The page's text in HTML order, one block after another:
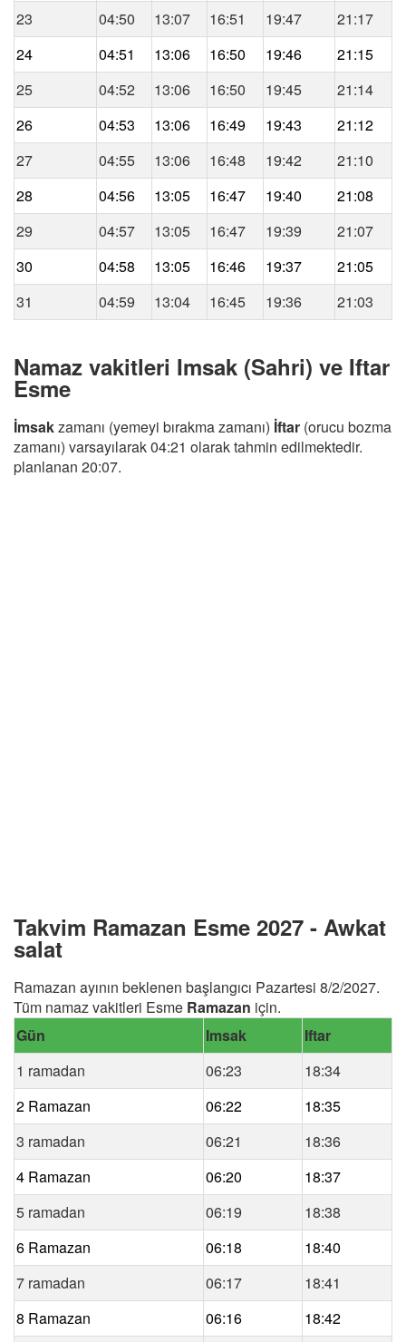
23 04:50 13:07 16:51 19:47
21:17
24
04:51 13:06 16:50 19:46
21:15
25
04:52 13:06 16:50 19:45
21:14
26
04:53 13:06 16:49 19:43
21:12
27
04:55 13:06 16:48 19:42
21:10
28
04:56 13:05 16:47 19:40
21:08
29
04:57 13:05 16:47 19:39
21:07
30
04:58 13:05 16:46 19:37
21:05
31
04:59 13:04 16:45 19:36 21:03
Namaz vakitleri Imsak (Sahri) ve Iftar
Esme
İmsakzamanı (yemeyi bırakma zamanı) İftar (orucu bozma
zamanı) varsayılarak 04:21 olarak tahmin edilmektedir.
planlanan 20:07.
Takvim Ramazan Esme 2027 - Awkat
salat
Ramazan ayının beklenen başlangıcı Pazartesi 8/2/2027.
Tüm namaz vakitleri Esme Ramazan için.
Gün
Imsak
Iftar
1 ramadan
06:23
18:34
2 Ramazan
06:22
18:35
3 ramadan
06:21
18:36
4 Ramazan
06:20
18:37
5 ramadan
06:19
18:38
6 Ramazan
06:18
18:40
7 ramadan
06:17
18:41
8 Ramazan
06:16
18:42